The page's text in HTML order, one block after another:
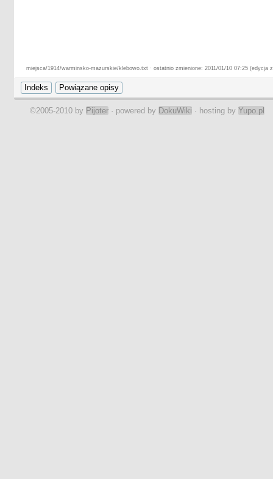
miejsca/1914/warminsko-mazurskie/klebowo.txt · ostatnio zmienione: 2011/01/10 07:25 (edycja
©2005-2010 by Pijoter · powered by DokuWiki · hosting by Yupo.pl